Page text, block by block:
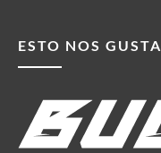
ESTO NOS GUSTA